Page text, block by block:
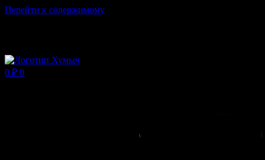
Перейти к содержимому
0 ₽ 0